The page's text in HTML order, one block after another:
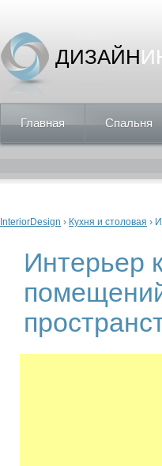
ДИЗАЙН
Главная Спальня
Вы здесь
InteriorDesign › Кухня и столовая ›
Интерьер